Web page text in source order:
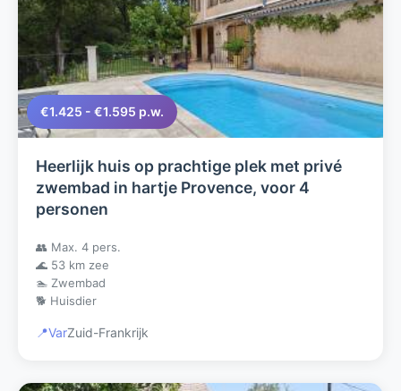
€1.425 - €1.595 p.w.
Heerlijk huis op prachtige plek met privé
zwembad in hartje Provence, voor 4
personen
👥 Max. 4 pers.
🌊 53 km zee
🏊 Zwembad
🐕 Huisdier
📍VarZuid-Frankrijk